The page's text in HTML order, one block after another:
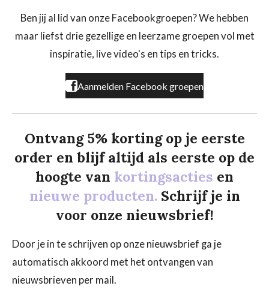
b
o
k
a
r
a
o
Ben jij al lid van onze Facebookgroepen? We hebben
maar liefst drie gezellige en leerzame groepen vol met
inspiratie, live video's en tips en tricks.
Aanmelden Facebook groepen
Ontvang 5% korting op je eerste
order en blijf altijd als eerste op de
hoogte van kortingsacties en
nieuwe producten. Schrijf je in
voor onze nieuwsbrief!
Door je in te schrijven op onze nieuwsbrief ga je
automatisch akkoord met het ontvangen van
nieuwsbrieven per mail.